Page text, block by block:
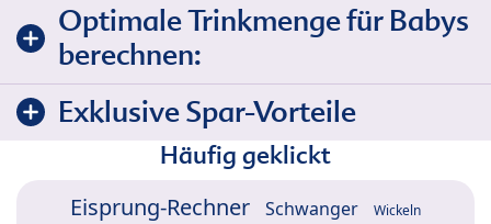
Optimale Trinkmenge für Babys
berechnen:
Exklusive Spar-Vorteile
Häufig geklickt
Eisprung-Rechner Schwanger Wickeln